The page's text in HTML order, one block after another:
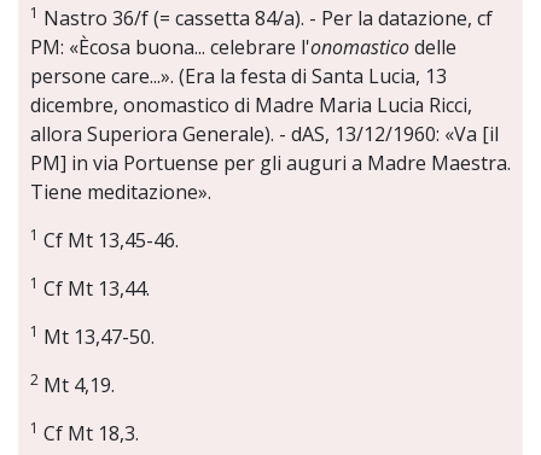
1 Nastro 36/f (= cassetta 84/a). - Per la datazione, cf
PM: «Ècosa buona... celebrare l'onomasticodelle
persone care...». (Era la festa di Santa Lucia, 13
dicembre, onomastico di Madre Maria Lucia Ricci,
allora Superiora Generale). - dAS, 13/12/1960: «Va [il
PM] in via Portuense per gli auguri a Madre Maestra.
Tiene meditazione».
1 Cf Mt 13,45-46.
1 Cf Mt 13,44.
1 Mt 13,47-50.
2 Mt 4,19.
1 Cf Mt 18,3.